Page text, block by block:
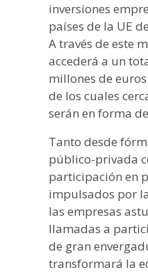
inversiones
países de la UE
A través de este
accederá a un
millones de
de los cuales
serán en forma
Tanto desde
público-privada
participación en
impulsados por
las empresas
llamadas a
de gran
transformará la